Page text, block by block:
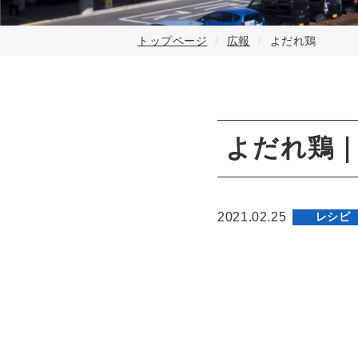
トップページ 広報 よだれ鶏
よだれ鶏
2021.02.25 レシピ